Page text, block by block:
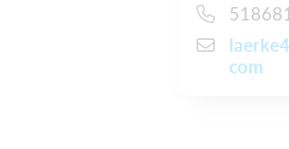
com